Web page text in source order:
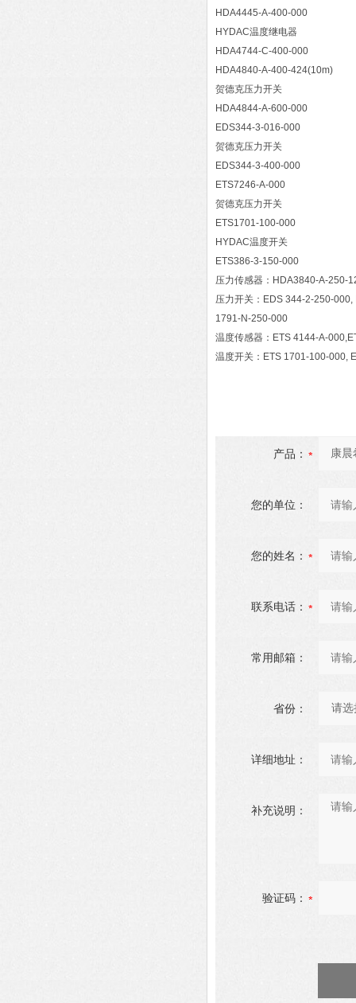
HDA4445-A-400-000
HYDAC温度继电器
HDA4744-C-400-000
HDA4840-A-400-424(10m)
贺德克压力开关
HDA4844-A-600-000
EDS344-3-016-000
贺德克压力开关
EDS344-3-400-000
ETS7246-A-000
贺德克压力开关
ETS1701-100-000
HYDAC温度开关
ETS386-3-150-000
压力传感器：HDA3840-A-250-
压力开关：EDS 344-2-250-
1791-N-250-000
温度传感器：ETS 4144-A-
温度开关：ETS 1701-100-000,
产品：
您的单位：
您的姓名：
联系电话：
常用邮箱：
省份：
详细地址：
补充说明：
验证码：